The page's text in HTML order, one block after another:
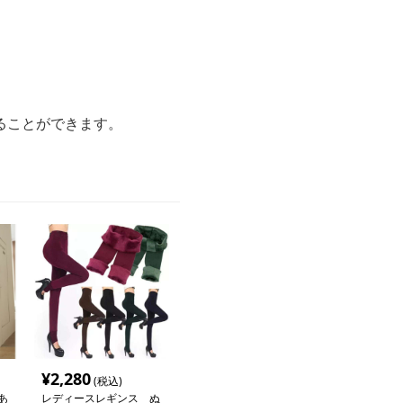
とができます。
¥2,280(税込)
レディースレギンス ぬ